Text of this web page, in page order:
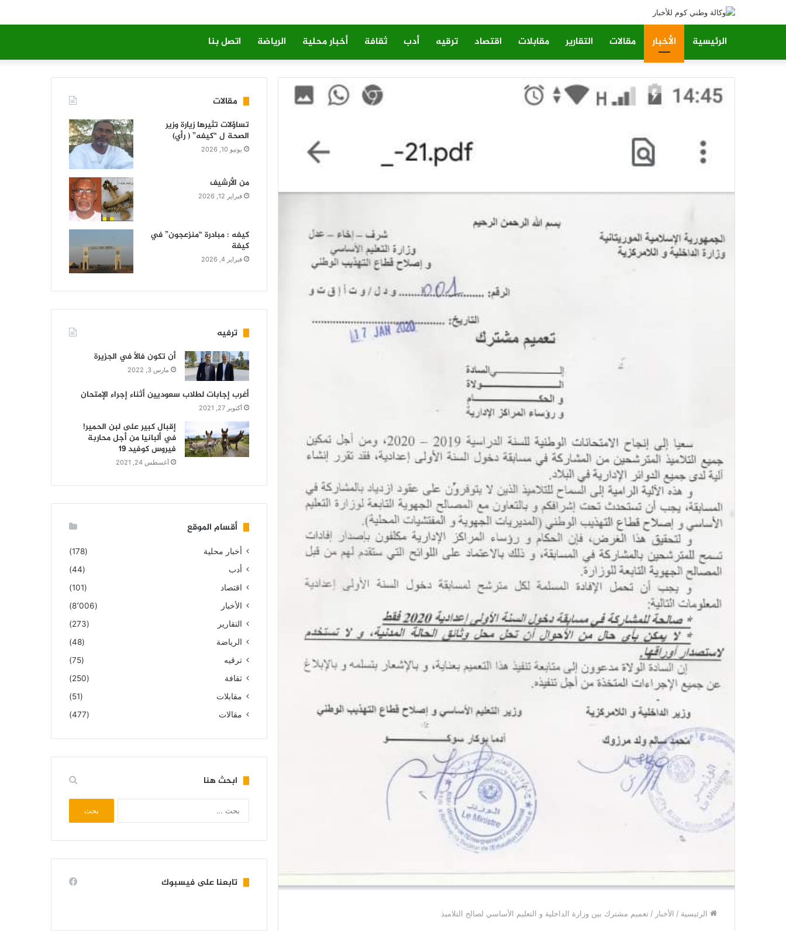
الرئيسية الأخبار مقالات التقارير مقابلات اقتصاد ترقيه أدب ثقافة أخبار محلية الرياضة اتصل بنا
الرئيسية / الأخبار / تعميم مشترك بين وزارة الداخلية و التعليم الأساسي لصالح التلاميذ
مقالات
تساؤلات تثيرها زيارة وزير
الصحة ل “كيفه” ( رأي)
يونيو 10, 2026
من الأرشيف
فبراير 12, 2026
كيفه : مبادرة “منزعجون” في
كيفة
فبراير 4, 2026
ترفيه
أن تكون فالاً في الجزيرة
مارس 3, 2022
أغرب إجابات لطلاب سعوديين أثناء إجراء الإمتحان
أكتوبر 27, 2021
إقبال كبير على لبن الحمير!
في ألبانيا من أجل محاربة
فيروس كوفيد 19
أغسطس 24, 2021
أقسام الموقع
أخبار محلية
(178)
أدب
(44)
اقتصاد
(101)
الأخبار
(8٬006)
التقارير
(273)
الرياضة
(48)
ترقيه
(75)
ثقافة
(250)
مقابلات
(51)
مقالات
(477)
ابحث هنا
تابعنا على فيسبوك